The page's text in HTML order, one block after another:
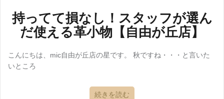
持ってて損なし！スタッフが選ん
だ使える革小物【自由が丘店】
こんにちは、mic自由が丘店の星です。 秋ですね・・・と言いた
いところ
続きを読む